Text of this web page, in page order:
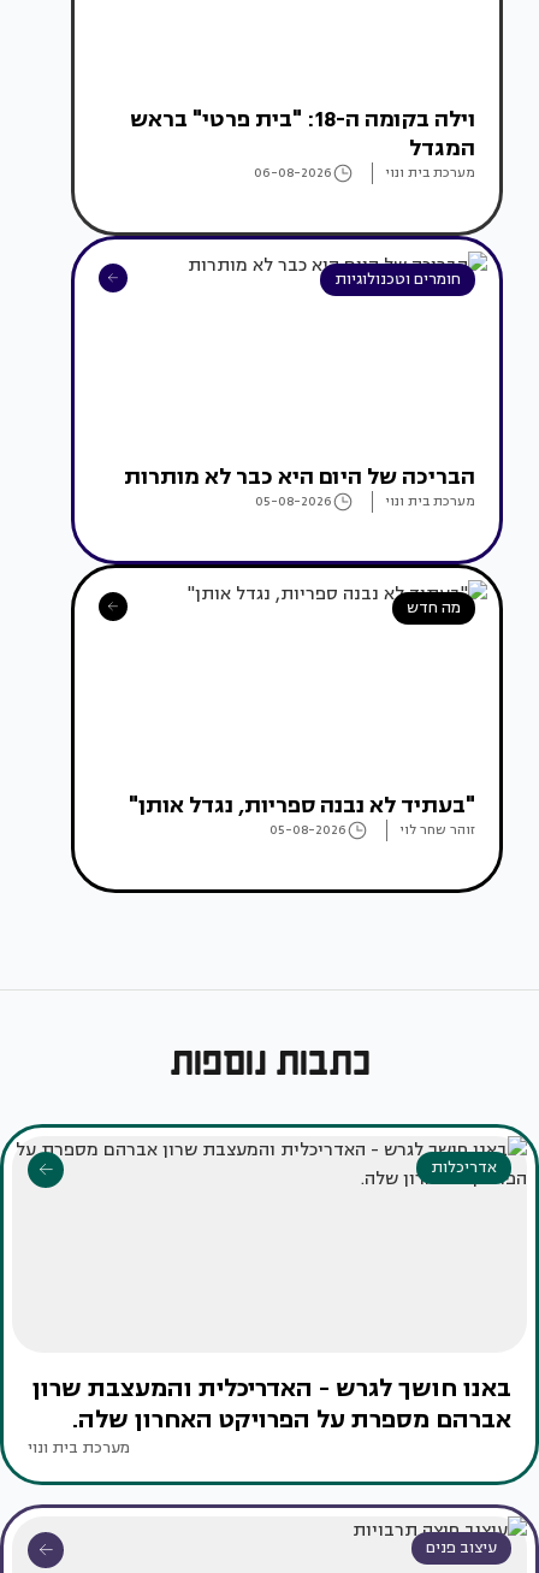
וילה בקומה ה-18: "בית פרטי" בראש
המגדל
מערכת בית ונוי 06-08-2026
חומרים וטכנולוגיות
הבריכה של היום היא כבר לא מותרות
מערכת בית ונוי 05-08-2026
מה חדש
"בעתיד לא נבנה ספריות, נגדל אותן"
זוהר שחר לוי 05-08-2026
כתבות נוספות
אדריכלות
באנו חושך לגרש - האדריכלית והמעצבת שרון
אברהם מספרת על הפרויקט האחרון שלה.
מערכת בית ונוי
עיצוב פנים